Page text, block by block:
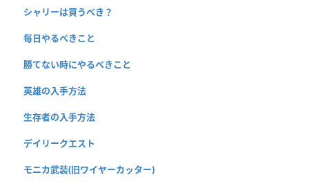
シャリーは買うべき？
毎日やるべきこと
勝てない時にやるべきこと
英雄の入手方法
生存者の入手方法
デイリークエスト
モニカ武装(旧ワイヤーカッター)